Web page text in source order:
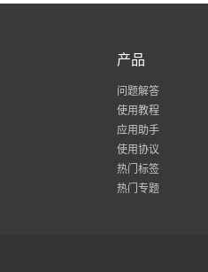
产品
问题解答
使用教程
应用助手
使用协议
热门标签
热门专题